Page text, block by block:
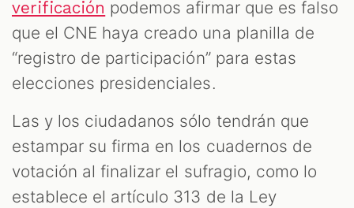
verificación podemos afirmar que es falso
que el CNE haya creado una planilla de
“registro de participación” para estas
elecciones presidenciales.
Las y los ciudadanos sólo tendrán que
estampar su firma en los cuadernos de
votación al finalizar el sufragio, como lo
establece el artículo 313 de la Ley